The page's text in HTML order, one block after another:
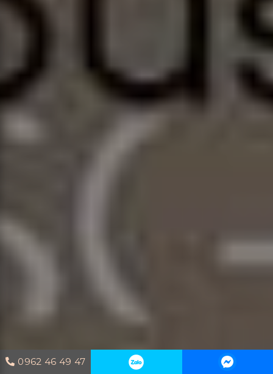
0962 46 49 47